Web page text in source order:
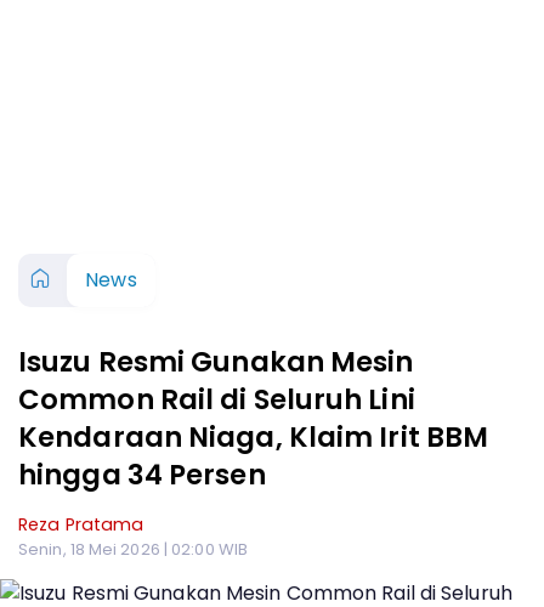
News
Isuzu Resmi Gunakan Mesin
Common Rail di Seluruh Lini
Kendaraan Niaga, Klaim Irit BBM
hingga 34 Persen
Reza Pratama
Senin, 18 Mei 2026 | 02:00 WIB